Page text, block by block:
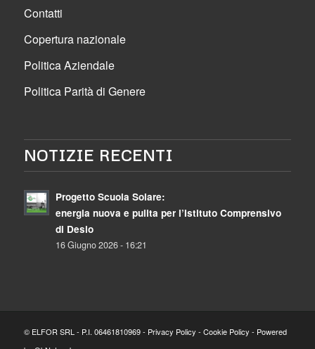
Contatti
Copertura nazionale
Politica Aziendale
Politica Parità di Genere
NOTIZIE RECENTI
Progetto Scuola Solare:
energia nuova e pulita per l’Istituto Comprensivo
di Desio
16 Giugno 2026 - 16:21
© ELFOR SRL - P.I. 06461810969 - Privacy Policy - Cookie Policy - Powered